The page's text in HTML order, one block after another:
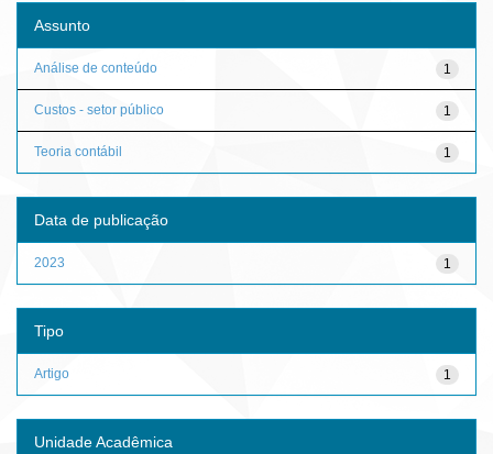
Assunto
1
Análise de conteúdo
1
Custos - setor público
1
Teoria contábil
Data de publicação
1
2023
Tipo
1
Artigo
Unidade Acadêmica